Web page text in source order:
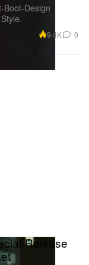
Boot-Design
9.4K 0
Release